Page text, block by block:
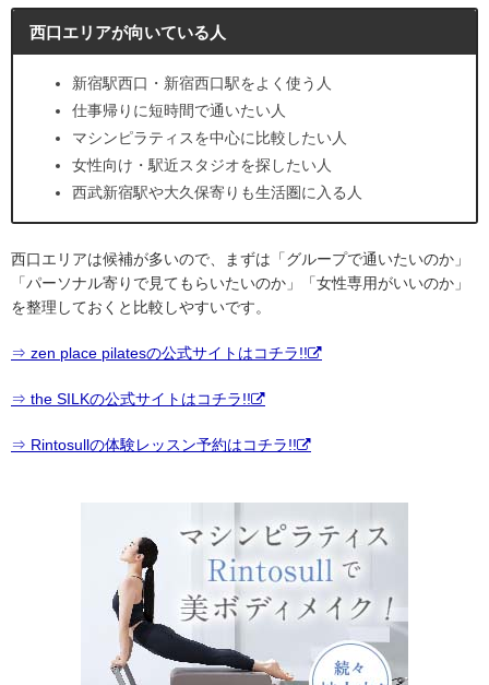
西口エリアが向いている人
新宿駅西口・新宿西口駅をよく使う人
仕事帰りに短時間で通いたい人
マシンピラティスを中心に比較したい人
女性向け・駅近スタジオを探したい人
西武新宿駅や大久保寄りも生活圏に入る人
西口エリアは候補が多いので、まずは「グループで通いたいのか」
「パーソナル寄りで見てもらいたいのか」「女性専用がいいのか」
を整理しておくと比較しやすいです。
⇒ zen place pilatesの公式サイトはコチラ!!
⇒ the SILKの公式サイトはコチラ!!
⇒ Rintosullの体験レッスン予約はコチラ!!